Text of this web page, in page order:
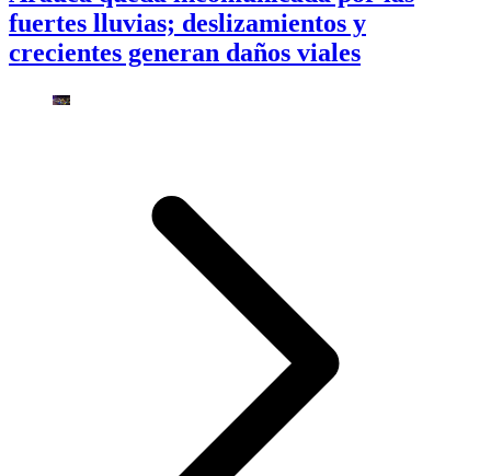
fuertes lluvias; deslizamientos y
crecientes generan daños viales